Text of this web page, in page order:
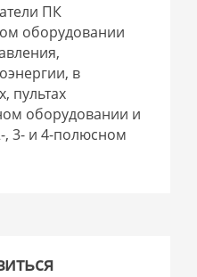
ПК
оборудовании
в
пультах
оборудовании и
, 3- и 4-полюсном